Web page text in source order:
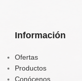
Información
Ofertas
Productos
Conócenos